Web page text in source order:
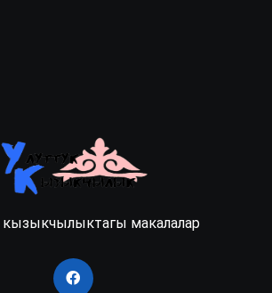
кызыкчылыктагы макалалар